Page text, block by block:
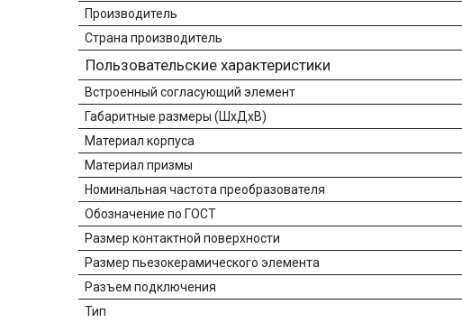
Производитель
Страна производитель
Пользовательские характеристики
Встроенный согласующий элемент
Габаритные размеры (ШхДхВ)
Материал корпуса
Материал призмы
Номинальная частота преобразователя
Обозначение по ГОСТ
Размер контактной поверхности
Размер пьезокерамического элемента
Разъем подключения
Тип